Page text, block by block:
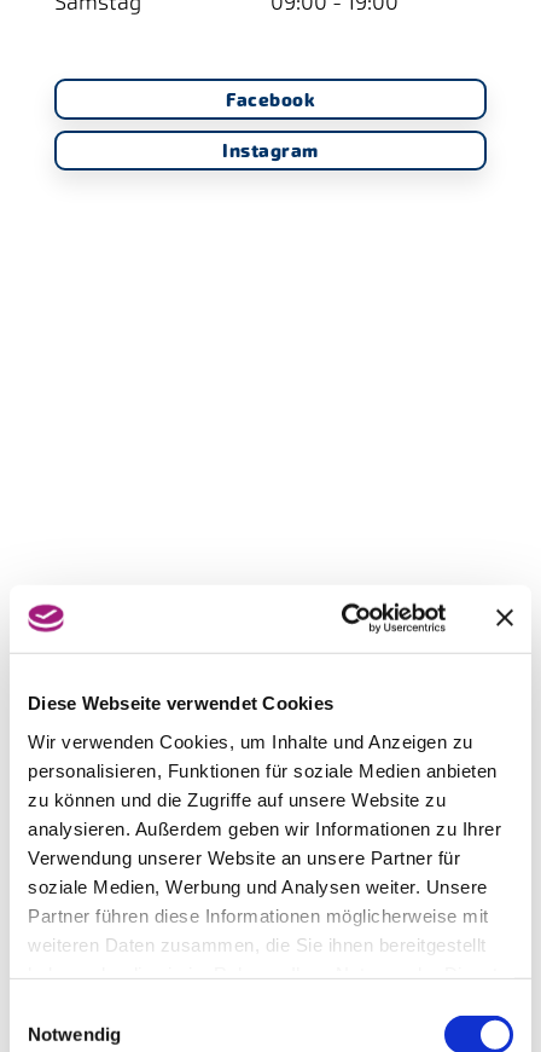
Diese Webseite verwendet Cookies
Wir verwenden Cookies, um Inhalte und Anzeigen zu
personalisieren, Funktionen für soziale Medien anbieten
zu können und die Zugriffe auf unsere Website zu
analysieren. Außerdem geben wir Informationen zu Ihrer
Verwendung unserer Website an unsere Partner für
soziale Medien, Werbung und Analysen weiter. Unsere
Partner führen diese Informationen möglicherweise mit
weiteren Daten zusammen, die Sie ihnen bereitgestellt
Notwendig
Facebook
Instagram